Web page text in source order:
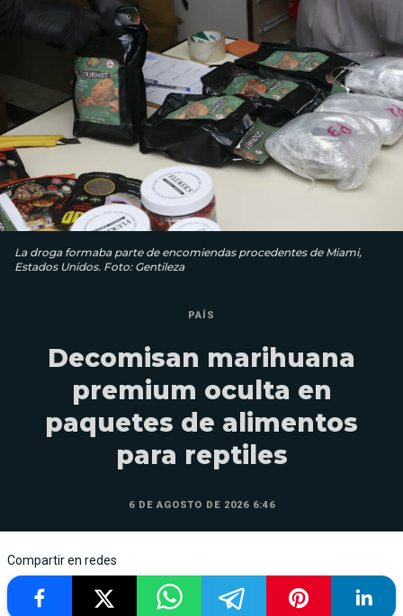
La droga formaba parte de encomiendas procedentes de Miami,
Estados Unidos. Foto: Gentileza
PAÍS
Decomisan marihuana
premium oculta en
paquetes de alimentos
para reptiles
6 DE AGOSTO DE 2026 6:46
Compartir en redes